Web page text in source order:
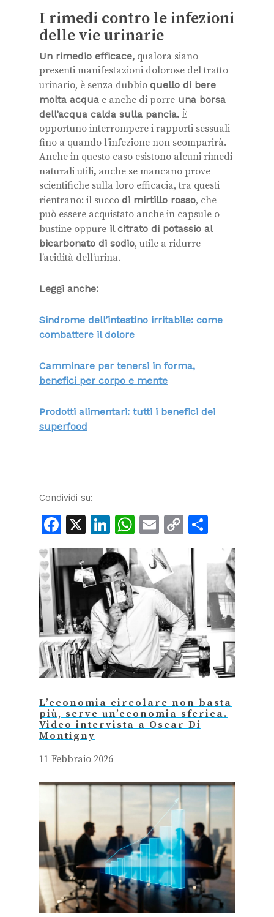
I rimedi contro le infezioni
delle vie urinarie
Un rimedio efficace, qualora siano
presenti manifestazioni dolorose del tratto
urinario, è senza dubbio quello di bere
molta acqua e anche di porre una borsa
dell’acqua calda sulla pancia. È
opportuno interrompere i rapporti sessuali
fino a quando l’infezione non scomparirà.
Anche in questo caso esistono alcuni rimedi
naturali utili, anche se mancano prove
scientifiche sulla loro efficacia, tra questi
rientrano: il succo di mirtillo rosso, che
può essere acquistato anche in capsule o
bustine oppure il citrato di potassio al
bicarbonato di sodio, utile a ridurre
l’acidità dell’urina.
Leggi anche:
Sindrome dell’intestino irritabile: come
combattere il dolore
Camminare per tenersi in forma,
benefici per corpo e mente
Prodotti alimentari: tutti i benefici dei
superfood
Condividi su:
Facebook
X LinkedIn
WhatsApp
Email
Copy
Link
L’economia circolare non basta
più, serve un’economia sferica.
Video intervista a Oscar Di
Montigny
11 Febbraio 2026